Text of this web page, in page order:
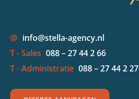
@ info@stella-agency.nl
T - Sales 088 – 27 44 2 66
T - Administratie 088 – 27 44 2 27